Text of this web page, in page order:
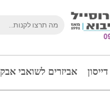
אביזרים לשואבי אבק